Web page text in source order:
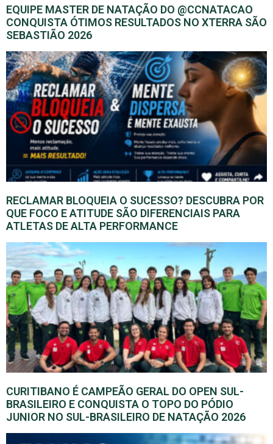
EQUIPE MASTER DE NATAÇÃO DO @CCNATACAO
CONQUISTA ÓTIMOS RESULTADOS NO XTERRA SÃO
SEBASTIÃO 2026
RECLAMAR BLOQUEIA O SUCESSO? DESCUBRA POR
QUE FOCO E ATITUDE SÃO DIFERENCIAIS PARA
ATLETAS DE ALTA PERFORMANCE
CURITIBANO É CAMPEÃO GERAL DO OPEN SUL-
BRASILEIRO E CONQUISTA O TOPO DO PÓDIO
JUNIOR NO SUL-BRASILEIRO DE NATAÇÃO 2026